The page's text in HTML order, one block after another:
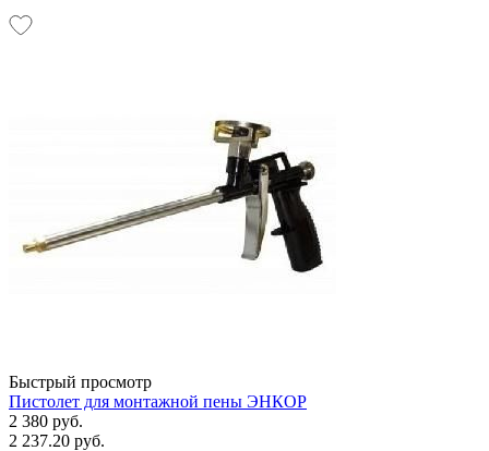
Быстрый просмотр
Пистолет для монтажной пены ЭНКОР
2 380 руб.
2 237.20 руб.